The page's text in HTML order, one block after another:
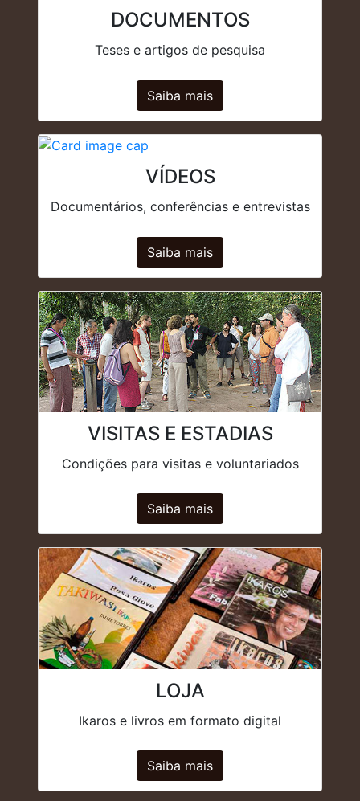
DOCUMENTOS
Teses e artigos de pesquisa
Saiba mais
VÍDEOS
Documentários, conferências e entrevistas
Saiba mais
VISITAS E ESTADIAS
Condições para visitas e voluntariados
Saiba mais
LOJA
Ikaros e livros em formato digital
Saiba mais